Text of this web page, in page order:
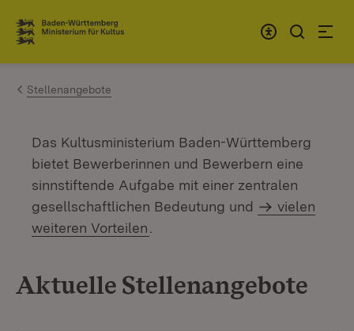
Zum Inhalt springen
Link zur Startseite
Stellenangebote
Das Kultusministerium Baden-Württemberg
bietet Bewerberinnen und Bewerbern eine
sinnstiftende Aufgabe mit einer zentralen
gesellschaftlichen Bedeutung und
vielen
weiteren Vorteilen
Aktuelle Stellenangebote